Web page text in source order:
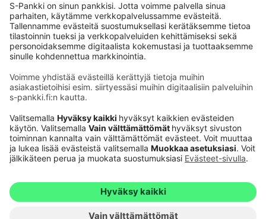
Käyttöehdot
Saavutettavuusseloste
Evästeet
Verkkopalvelujen käytön edellytykset